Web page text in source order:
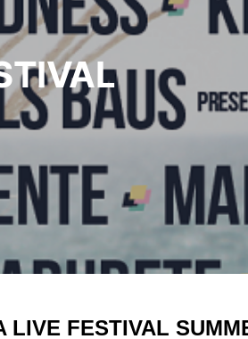
LIVE FESTIVAL